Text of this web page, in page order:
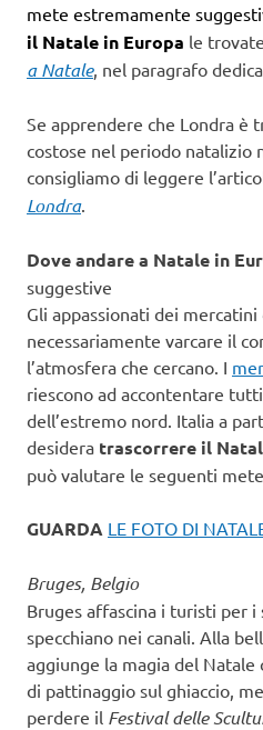
mete estremamente
il Natale in Europa le
a Natale, nel paragrafo
Se apprendere che Londra è
costose nel periodo natalizio
consigliamo di leggere
Londra.
Dove andare a Natale in
suggestive
Gli appassionati dei
necessariamente varcare il
l’atmosfera che cercano. I
riescono ad accontentare
dell’estremo nord. Italia a
desidera trascorrere il
può valutare le seguenti mete.
GUARDA LE FOTO DI
Bruges, Belgio
Bruges affascina i turisti per i
specchiano nei canali. Alla
aggiunge la magia del
di pattinaggio sul ghiaccio,
perdere il Festival delle